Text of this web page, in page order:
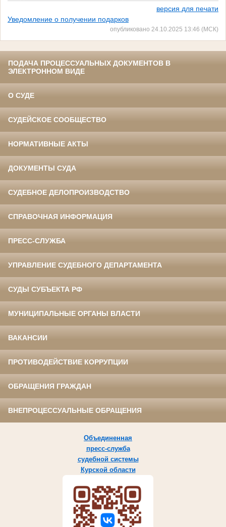
версия для печати
Уведомление о получении подарков
опубликовано 24.10.2025 13:46 (МСК)
ПОДАЧА ПРОЦЕССУАЛЬНЫХ ДОКУМЕНТОВ В
ЭЛЕКТРОННОМ ВИДЕ
О СУДЕ
СУДЕЙСКОЕ СООБЩЕСТВО
НОРМАТИВНЫЕ АКТЫ
ДОКУМЕНТЫ СУДА
СУДЕБНОЕ ДЕЛОПРОИЗВОДСТВО
СПРАВОЧНАЯ ИНФОРМАЦИЯ
ПРЕСС-СЛУЖБА
УПРАВЛЕНИЕ СУДЕБНОГО ДЕПАРТАМЕНТА
СУДЫ СУБЪЕКТА РФ
МУНИЦИПАЛЬНЫЕ ОРГАНЫ ВЛАСТИ
ВАКАНСИИ
ПРОТИВОДЕЙСТВИЕ КОРРУПЦИИ
ОБРАЩЕНИЯ ГРАЖДАН
ВНЕПРОЦЕССУАЛЬНЫЕ ОБРАЩЕНИЯ
Объединенная
пресс-служба
судебной системы
Курской области